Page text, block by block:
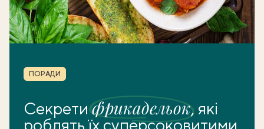
Рубрика
ПОРАДИ
Секретифрикадельок, які
роблять їх суперсоковитими